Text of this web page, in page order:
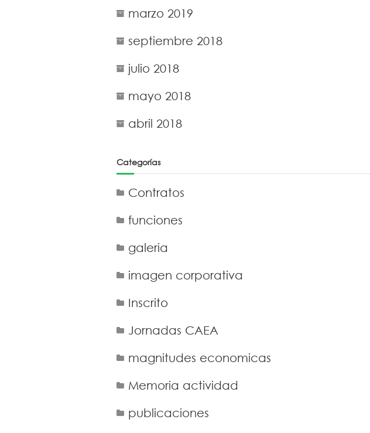
marzo 2019
septiembre 2018
julio 2018
mayo 2018
abril 2018
Categorías
Contratos
funciones
galeria
imagen corporativa
Inscrito
Jornadas CAEA
magnitudes economicas
Memoria actividad
publicaciones